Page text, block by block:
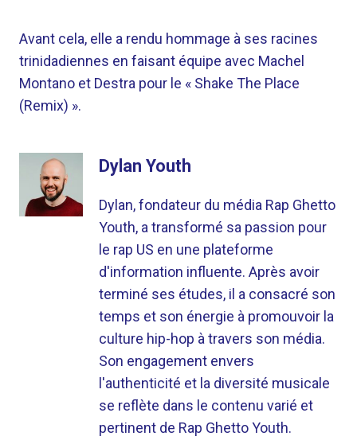
Avant cela, elle a rendu hommage à ses racines
trinidadiennes en faisant équipe avec Machel
Montano et Destra pour le « Shake The Place
(Remix) ».
Dylan Youth
Dylan, fondateur du média Rap Ghetto
Youth, a transformé sa passion pour
le rap US en une plateforme
d'information influente. Après avoir
terminé ses études, il a consacré son
temps et son énergie à promouvoir la
culture hip-hop à travers son média.
Son engagement envers
l'authenticité et la diversité musicale
se reflète dans le contenu varié et
pertinent de Rap Ghetto Youth.